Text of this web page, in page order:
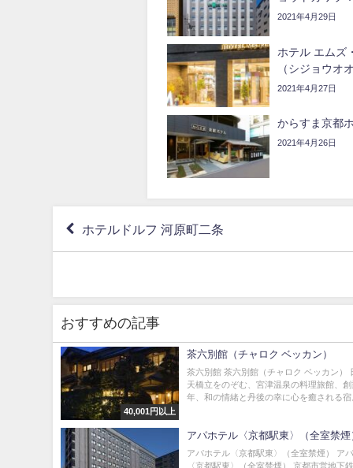
2021年4月29日
ホテル エムズ
（シジョウオ
2021年4月27日
からすま京都
2021年4月26日
ホテルドルフ 河原町二条
おすすめの記事
40,001円以上
茶六別館（チャロク ベッカン）
茶六別館 茶六別館（チャロク ベッカン）
天橋立をのぞむ、宮津温泉の料理旅館、
年、和の情緒と丹後の幸に心を癒される
アパホテル〈京都駅東〉（全室禁煙
アパホテル〈京都駅東〉（全室禁煙） ア
〈京都駅東〉（全室禁煙） 京都市営地下